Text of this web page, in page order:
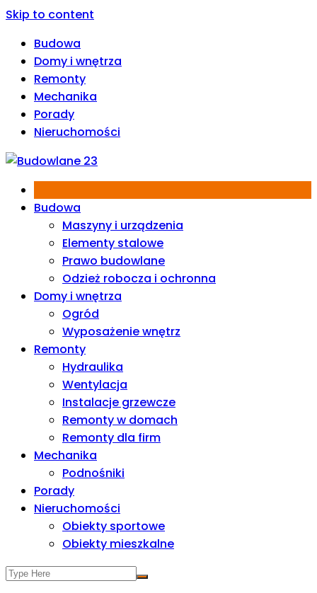
Skip to content
Budowa
Domy i wnętrza
Remonty
Mechanika
Porady
Nieruchomości
Budowa
Maszyny i urządzenia
Elementy stalowe
Prawo budowlane
Odzież robocza i ochronna
Domy i wnętrza
Ogród
Wyposażenie wnętrz
Remonty
Hydraulika
Wentylacja
Instalacje grzewcze
Remonty w domach
Remonty dla firm
Mechanika
Podnośniki
Porady
Nieruchomości
Obiekty sportowe
Obiekty mieszkalne